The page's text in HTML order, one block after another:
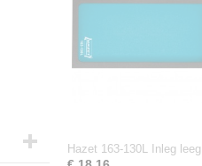
Hazet 163-130L Inleg leeg